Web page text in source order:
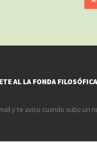
AL LA FONDA
y te aviso cuando subo un